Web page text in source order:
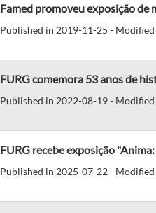
Famed promoveu exposição de
Published in 2019-11-25 -
FURG comemora 53 anos de
Published in 2022-08-19 -
FURG recebe exposição
Published in 2025-07-22 -